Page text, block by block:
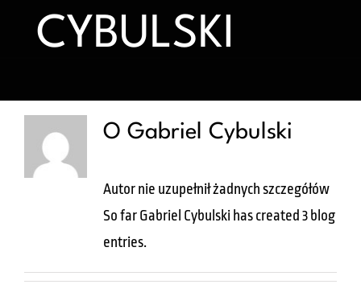
Karnety
FAQ
Rezerwacja Online
CYBULSKI
O Gabriel Cybulski
Autor nie uzupełnił żadnych szczegółów
So far Gabriel Cybulski has created 3 blog
entries.